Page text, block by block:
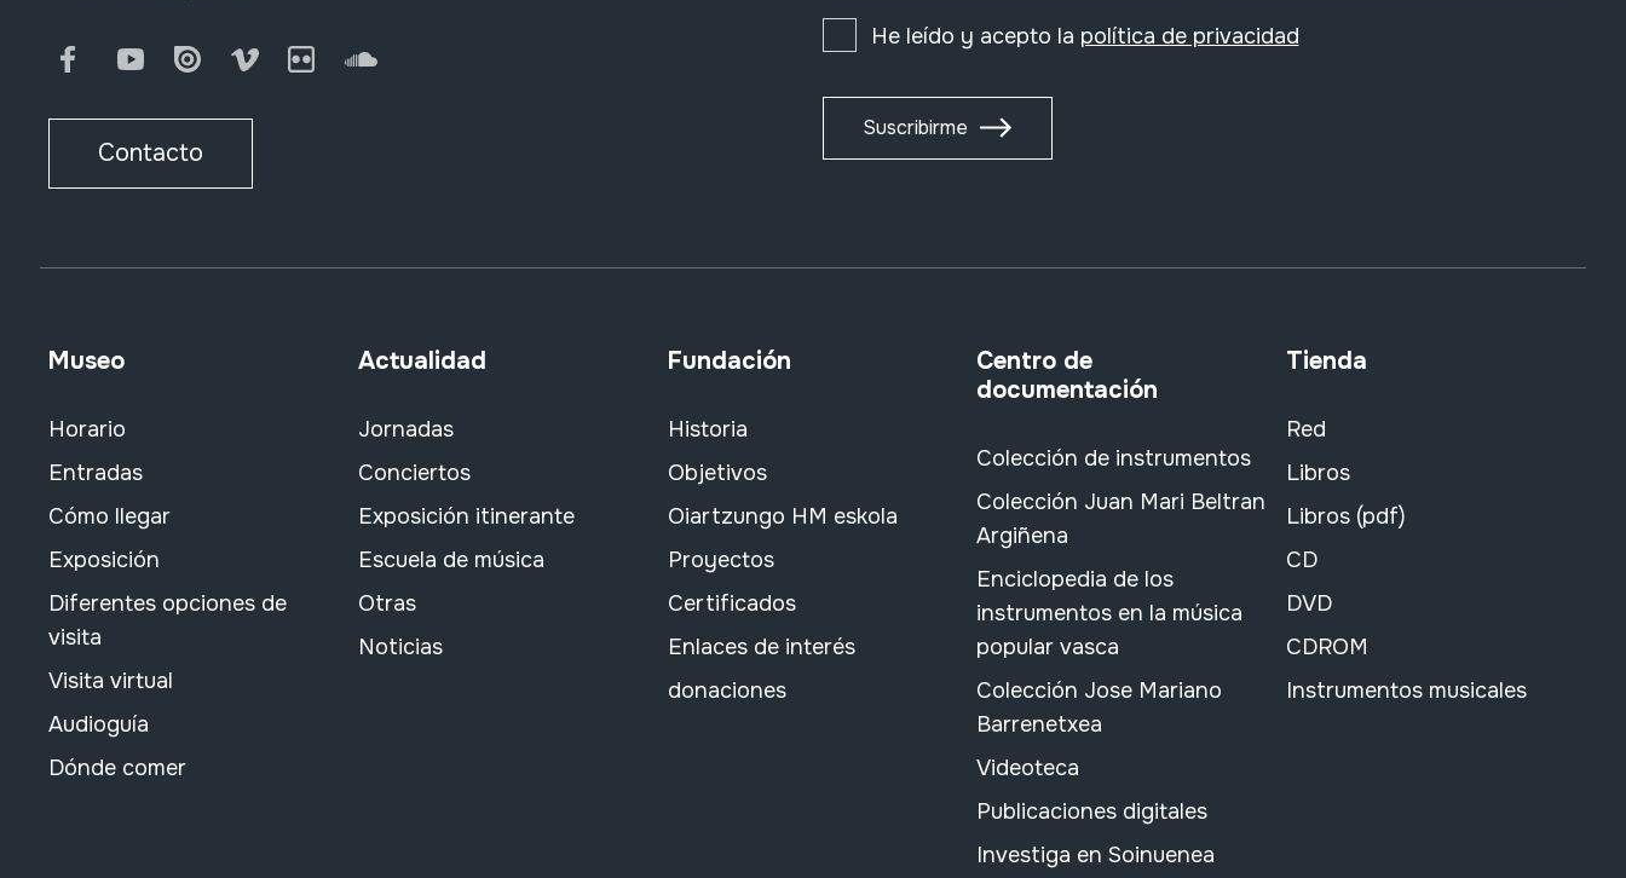
FacebookYoutubeIssuu Vimeo FlickrSoundCloud
Contacto
He leído y acepto la política de privacidad
Suscribirme
Museo
Horario
Entradas
Cómo llegar
Exposición
Diferentes opciones de
visita
Visita virtual
Audioguía
Dónde comer
Actualidad
Jornadas
Conciertos
Exposición itinerante
Escuela de música
Otras
Noticias
Fundación
Historia
Objetivos
Oiartzungo HM eskola
Proyectos
Certificados
Enlaces de interés
donaciones
Centro de
documentación
Colección de instrumentos
Colección Juan Mari Beltran
Argiñena
Enciclopedia de los
instrumentos en la música
popular vasca
Colección Jose Mariano
Barrenetxea
Videoteca
Publicaciones digitales
Investiga en Soinuenea
Tienda
Red
Libros
Libros (pdf)
CD
DVD
CDROM
Instrumentos musicales